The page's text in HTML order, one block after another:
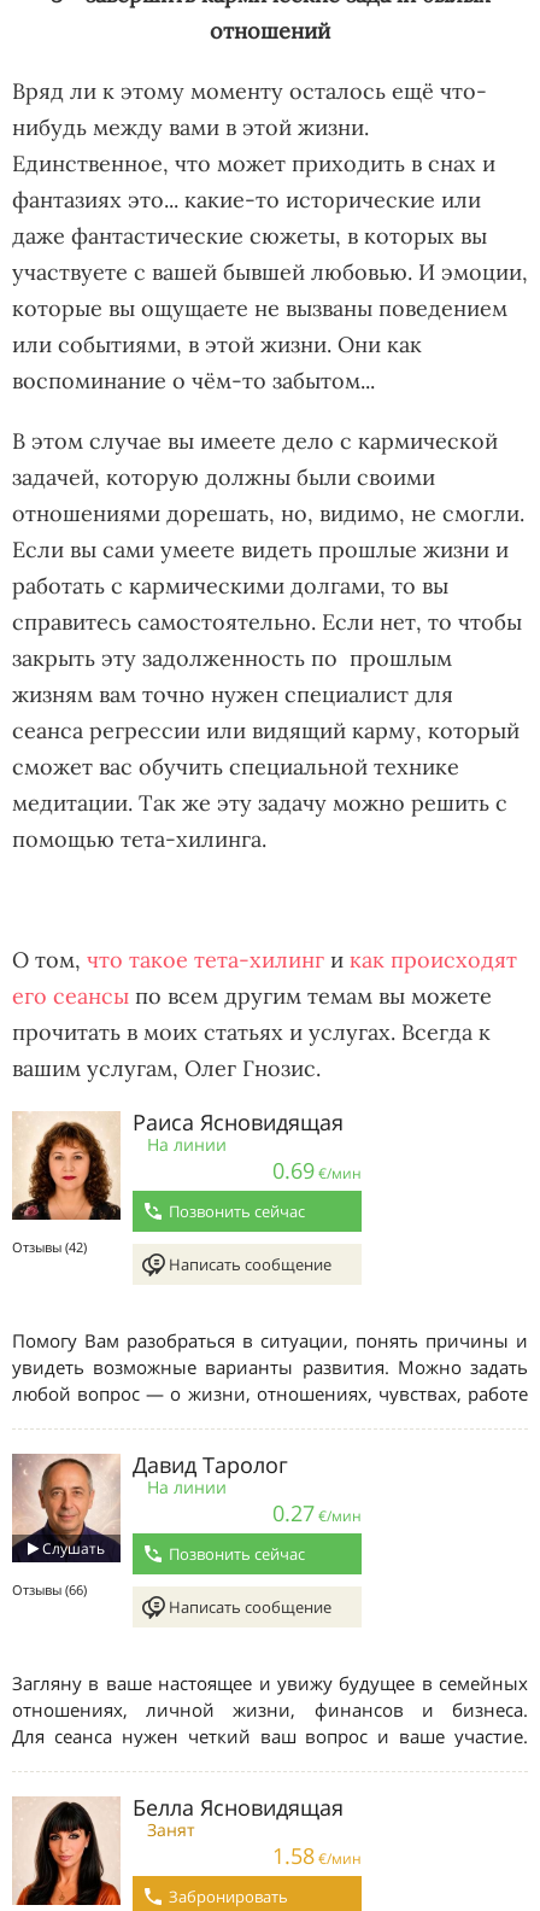
отношений
Вряд ли к этому моменту осталось ещё что-
нибудь между вами в этой жизни.
Единственное, что может приходить в снах и
фантазиях это... какие-то исторические или
даже фантастические сюжеты, в которых вы
участвуете с вашей бывшей любовью. И эмоции,
которые вы ощущаете не вызваны поведением
или событиями, в этой жизни. Они как
воспоминание о чём-то забытом...
В этом случае вы имеете дело с кармической
задачей, которую должны были своими
отношениями дорешать, но, видимо, не смогли.
Если вы сами умеете видеть прошлые жизни и
работать с кармическими долгами, то вы
справитесь самостоятельно. Если нет, то чтобы
закрыть эту задолженность по прошлым
жизням вам точно нужен специалист для
сеанса регрессии или видящий карму, который
сможет вас обучить специальной технике
медитации. Так же эту задачу можно решить с
помощью тета-хилинга.
О том, что такое тета-хилинг и как происходят
его сеансы по всем другим темам вы можете
прочитать в моих статьях и услугах. Всегда к
вашим услугам, Олег Гнозис.